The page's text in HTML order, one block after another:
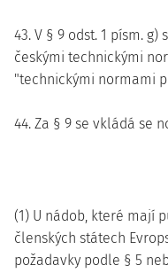
43. V § 9 odst. 1 písm.
českými technickými
"technickými normami
44. Za § 9 se vkládá se
(1) U nádob, které mají
členských státech
požadavky podle § 5